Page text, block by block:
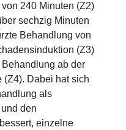
240 Minuten (Z2)
sechzig Minuten
Behandlung von
(Z3)
ab der
(Z4). Dabei hat sich
als
den
einzelne